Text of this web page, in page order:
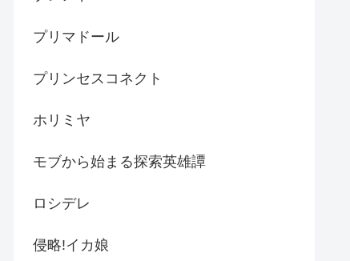
プリマドール
プリンセスコネクト
ホリミヤ
モブから始まる探索英雄譚
ロシデレ
侵略!イカ娘